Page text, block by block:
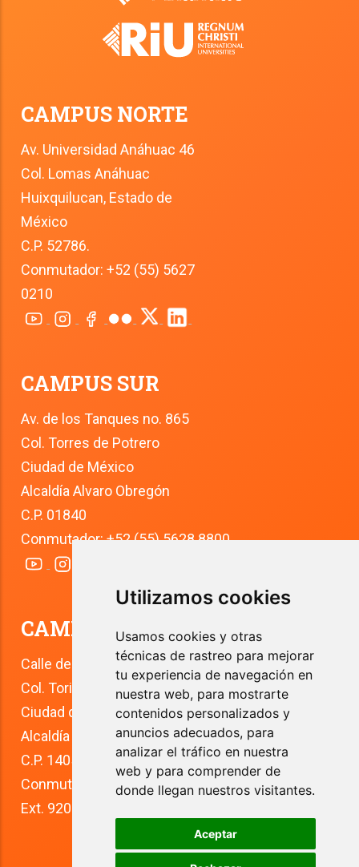
Utilizamos cookies
Usamos cookies y otras
técnicas de rastreo para mejorar
tu experiencia de navegación en
nuestra web, para mostrarte
contenidos personalizados y
anuncios adecuados, para
analizar el tráfico en nuestra
web y para comprender de
donde llegan nuestros visitantes.
Aceptar
CAMPUS NORTE
Av. Universidad Anáhuac 46
Col. Lomas Anáhuac
Huixquilucan, Estado de
México
C.P. 52786.
Conmutador: +52 (55) 5627
0210
CAMPUS SUR
Av. de los Tanques no. 865
Col. Torres de Potrero
Ciudad de México
Alcaldía Alvaro Obregón
C.P. 01840
Conmutador: +52 (55) 5628 8800
CAMPUS TLALPAN
Calle del Río 4
Col. Toriello Guerra
Ciudad de México
Alcaldía Tlalpan
C.P. 14050
Conmutador: +52 (55) 5627 0210
Ext. 9200